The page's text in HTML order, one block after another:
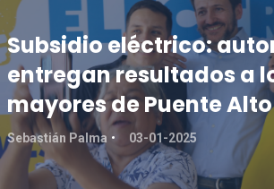
Subsidio eléctrico:
entregan resultados a
mayores de Puente Alto
Sebastián Palma 03-01-2025